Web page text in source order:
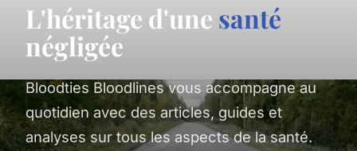
L'héritage d'une santé
négligée
Bloodties Bloodlines vous accompagne au
quotidien avec des articles, guides et
analyses sur tous les aspects de la santé.